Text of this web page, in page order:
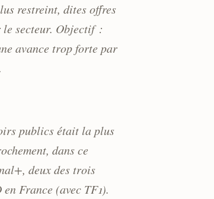
restreint, dites offres
le secteur. Objectif :
avance trop forte par
publics était la plus
dans ce
deux des trois
France (avec TF1).